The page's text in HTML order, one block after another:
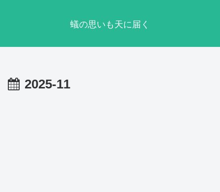
蟻の思いも天に届く
2025-11